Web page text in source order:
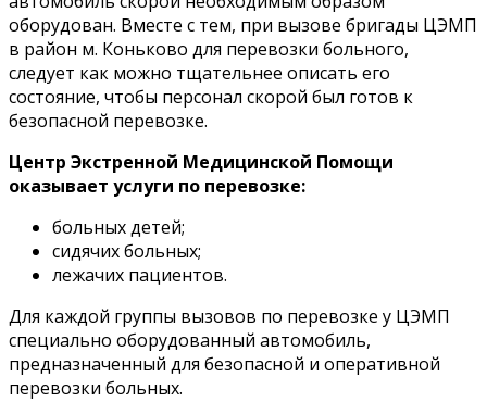
оборудован. Вместе с тем, при вызове бригады ЦЭМП
в район м. Коньково для перевозки больного,
следует как можно тщательнее описать его
состояние, чтобы персонал скорой был готов к
безопасной перевозке.
Центр Экстренной Медицинской Помощи
оказывает услуги по перевозке:
больных детей;
сидячих больных;
лежачих пациентов.
Для каждой группы вызовов по перевозке у ЦЭМП
специально оборудованный автомобиль,
предназначенный для безопасной и оперативной
перевозки больных.